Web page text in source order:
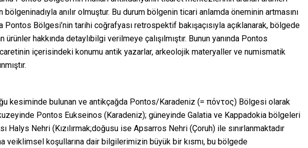
anılır olmuştur. Bu durum bölgenin ticari anlamda öneminin artmasını
Pontos Bölgesi’nin tarihi coğrafyası retrospektif bakışaçısıyla açıklanarak, bölgede
hakkında detaylıbilgi verilmeye çalışılmıştır. Bunun yanında Pontos
içerisindeki konumu antik yazarlar, arkeolojik materyaller ve numismatik
kesiminde bulunan ve antikçağda Pontos/Karadeniz (= πόντος) Bölgesi olarak
Pontos Eukseinos (Karadeniz); güneyinde Galatia ve Kappadokia bölgeleri
Halys Nehri (Kızılırmak;doğusu ise Apsarros Nehri (Çoruh) ile sınırlanmaktadır
veiklimsel koşullarına dair bilgilerimizin büyük bir kısmı, bu bölgede